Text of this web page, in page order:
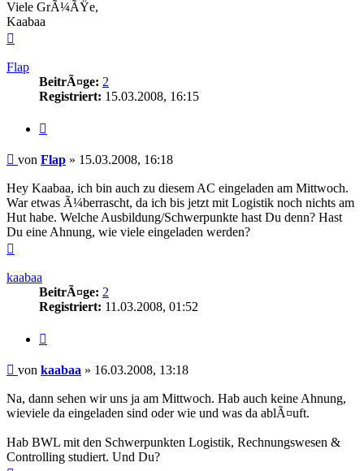
Viele GrÃ¼ÃŸe,
Kaabaa
Flap
BeitrÃ¤ge: 2
Registriert: 15.03.2008, 16:15
Beitrag
von Flap » 15.03.2008, 16:18
Hey Kaabaa, ich bin auch zu diesem AC eingeladen am Mittwoch.
War etwas Ã¼berrascht, da ich bis jetzt mit Logistik noch nichts am
Hut habe. Welche Ausbildung/Schwerpunkte hast Du denn? Hast
Du eine Ahnung, wie viele eingeladen werden?
kaabaa
BeitrÃ¤ge: 2
Registriert: 11.03.2008, 01:52
Beitrag
von kaabaa » 16.03.2008, 13:18
Na, dann sehen wir uns ja am Mittwoch. Hab auch keine Ahnung,
wieviele da eingeladen sind oder wie und was da ablÃ¤uft.
Hab BWL mit den Schwerpunkten Logistik, Rechnungswesen &
Controlling studiert. Und Du?